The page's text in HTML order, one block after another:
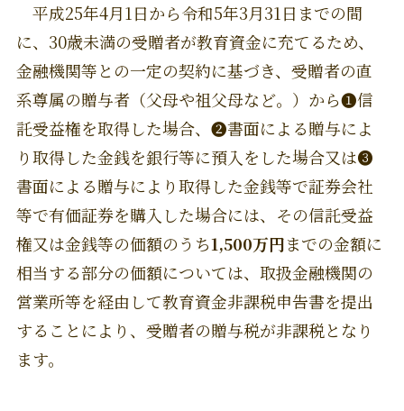
平成25年4月1日から令和5年3月31日までの間
に、30歳未満の受贈者が教育資金に充てるため、
金融機関等との一定の契約に基づき、受贈者の直
系尊属の贈与者（父母や祖父母など。）から❶信
託受益権を取得した場合、❷書面による贈与によ
り取得した金銭を銀行等に預入をした場合又は❸
書面による贈与により取得した金銭等で証券会社
等で有価証券を購入した場合には、その信託受益
権又は金銭等の価額のうち1,500万円までの金額に
相当する部分の価額については、取扱金融機関の
営業所等を経由して教育資金非課税申告書を提出
することにより、受贈者の贈与税が非課税となり
ます。